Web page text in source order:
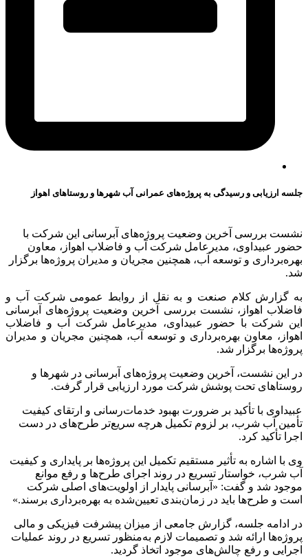
جلسه ارزیابی و رسیدگی به پروژه‌های عمرانی آب شهرها و روستاهای اهواز
نشست بررسی آخرین وضعیت پروژه‌های آبرسانی این شرکت با
حضور عبیداوی، مدیرعامل شرکت آب و فاضلاب اهواز، معاون
بهره‌برداری و توسعه آب، همچنین مجریان و مدیران پروژه‌ها برگزار
شد.
به گزارش کلام صنعت و به نقل از روابط عمومی شرکت آب و
فاضلاب اهواز، نشست بررسی آخرین وضعیت پروژه‌های آبرسانی
این شرکت با حضور عبیداوی، مدیرعامل شرکت آب و فاضلاب
اهواز، معاون بهره‌برداری و توسعه آب، همچنین مجریان و مدیران
پروژه‌ها برگزار شد.
در این نشست، آخرین وضعیت پروژه‌های آبرسانی در شهرها و
روستاهای تحت پوشش شرکت مورد ارزیابی قرار گرفت.
عبیداوی با تأکید بر ضرورت بهبود خدمات‌رسانی و ارتقای کیفیت
تأمین آب شرب، بر لزوم تکمیل هرچه سریع‌تر طرح‌های در دست
اجرا تأکید کرد.
وی با اشاره به تأثیر مستقیم تکمیل این پروژه‌ها بر پایداری و کیفیت
آب شرب، خواستار تسریع در روند اجرای طرح‌ها و رفع موانع
موجود شد و گفت: «آبرسانی پایدار از اولویت‌های اصلی شرکت
است و طرح‌ها باید در زمان‌بندی تعیین‌شده به بهره‌برداری برسند.»
در ادامه جلسه، گزارش جامعی از میزان پیشرفت فیزیکی و مالی
پروژه‌ها ارائه شد و تصمیمات لازم به‌منظور تسریع در روند عملیات
اجرایی و رفع چالش‌های موجود اتخاذ گردید.